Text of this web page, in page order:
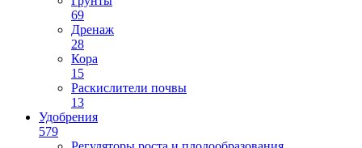
69
Дренаж
28
Кора
15
Раскислители почвы
13
Удобрения
579